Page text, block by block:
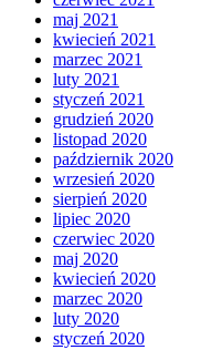
maj 2021
kwiecień 2021
marzec 2021
luty 2021
styczeń 2021
grudzień 2020
listopad 2020
październik 2020
wrzesień 2020
sierpień 2020
lipiec 2020
czerwiec 2020
maj 2020
kwiecień 2020
marzec 2020
luty 2020
styczeń 2020